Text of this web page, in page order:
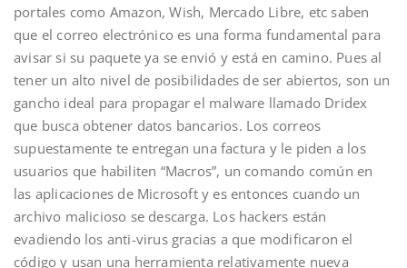
portales como Amazon, Wish, Mercado Libre, etc saben
que el correo electrónico es una forma fundamental para
avisar si su paquete ya se envió y está en camino. Pues al
tener un alto nivel de posibilidades de ser abiertos, son un
gancho ideal para propagar el malware llamado Dridex
que busca obtener datos bancarios. Los correos
supuestamente te entregan una factura y le piden a los
usuarios que habiliten “Macros”, un comando común en
las aplicaciones de Microsoft y es entonces cuando un
archivo malicioso se descarga. Los hackers están
evadiendo los anti-virus gracias a que modificaron el
código y usan una herramienta relativamente nueva